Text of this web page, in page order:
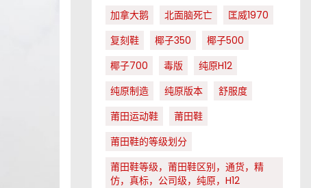
加拿大鹅
北面脑死亡
匡威1970
复刻鞋
椰子350
椰子500
椰子700
毒版
纯原H12
纯原制造
纯原版本
舒服度
莆田运动鞋
莆田鞋
莆田鞋的等级划分
莆田鞋等级，莆田鞋区别，通货，精
仿，真标，公司级，纯原，H12